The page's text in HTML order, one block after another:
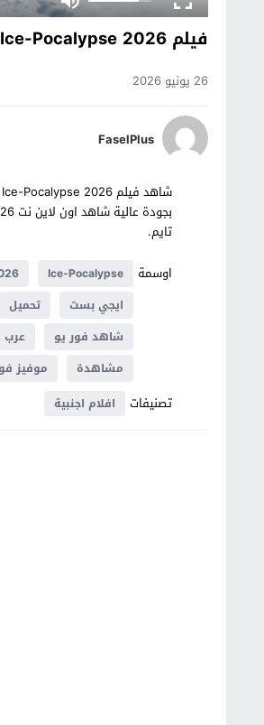
فيلم Ice-Pocalypse 2026 مترجم
26 يونيو 2026
FaselPlus
تايم.
اوسمة
Ice-Pocalypse
ايجي بست
تحميل
شاهد فور يو
عرب
مشاهدة
موفيز
تصنيفات افلام اجنبية